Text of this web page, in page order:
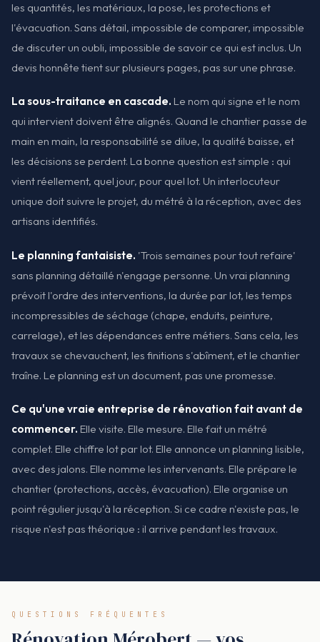
les quantités, les matériaux, la pose, les protections et
l'évacuation. Sans détail, impossible de comparer, impossible
de discuter un oubli, impossible de savoir ce qui est inclus. Un
devis honnête tient sur plusieurs pages, pas sur une phrase.
La sous-traitance en cascade. Le nom qui signe et le nom
qui intervient doivent être alignés. Quand le chantier passe de
main en main, la responsabilité se dilue, la qualité baisse, et
les décisions se perdent. La bonne question est simple : qui
vient réellement, quel jour, pour quel lot. Un interlocuteur
unique doit suivre le projet, du métré à la réception, avec des
artisans identifiés.
Le planning fantaisiste. 'Trois semaines pour tout refaire'
sans planning détaillé n'engage personne. Un vrai planning
prévoit l'ordre des interventions, la durée par lot, les temps
incompressibles de séchage (chape, enduits, peinture,
carrelage), et les dépendances entre métiers. Sans cela, les
travaux se chevauchent, les finitions s'abîment, et le chantier
traîne. Le planning est un document, pas une promesse.
Ce qu'une vraie entreprise de rénovation fait avant de
commencer. Elle visite. Elle mesure. Elle fait un métré
complet. Elle chiffre lot par lot. Elle annonce un planning lisible,
avec des jalons. Elle nomme les intervenants. Elle prépare le
chantier (protections, accès, évacuation). Elle organise un
point régulier jusqu'à la réception. Si ce cadre n'existe pas, le
risque n'est pas théorique : il arrive pendant les travaux.
QUESTIONS FRÉQUENTES